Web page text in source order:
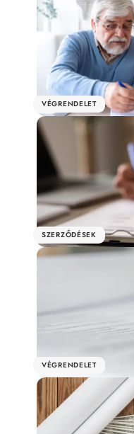
VÉGRENDELET
SZERZŐDÉSEK
VÉGRENDELET